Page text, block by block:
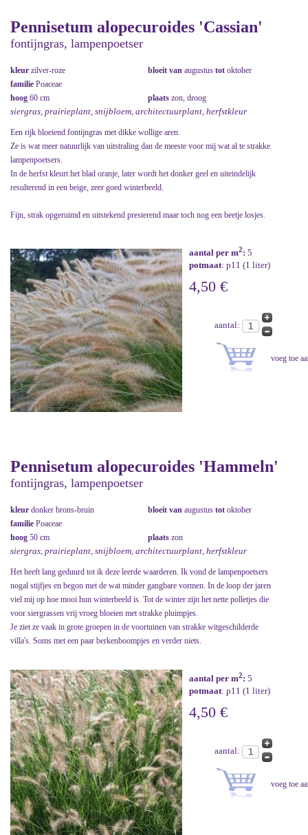
Pennisetum alopecuroides 'Cassian'
fontijngras, lampenpoetser
kleur zilver-roze bloeit van augustus tot oktober
familie Poaceae
hoog 60 cm plaats zon, droog
siergras, prairieplant, snijbloem, architectuurplant, herfstkleur
Een rijk bloeiend fontijngras met dikke wollige aren.
Ze is wat meer natuurlijk van uitstraling dan de meeste voor mij wat al te strakke
lampenpoetsers.
In de herfst kleurt het blad oranje, later wordt het donker geel en uiteindelijk
resulterend in een beige, zeer goed winterbeeld.
Fijn, strak opgeruimd en uitstekend presterend maar toch nog een beetje losjes.
aantal per m2: 5
potmaat: p11 (1 liter)
4,50 €
aantal:
Pennisetum alopecuroides 'Hammeln'
fontijngras, lampenpoetser
kleur donker brons-bruin bloeit van augustus tot oktober
familie Poaceae
hoog 50 cm plaats zon
siergras, prairieplant, snijbloem, architectuurplant, herfstkleur
Het heeft lang geduurd tot ik deze leerde waarderen. Ik vond de lampenpoetsers
nogal stijfjes en begon met de wat minder gangbare vormen. In de loop der jaren
viel mij op hoe mooi hun winterbeeld is. Tot de winter zijn het nette polletjes die
voor siergrassen vrij vroeg bloeien met strakke pluimpjes.
Je ziet ze vaak in grote groepen in de voortuinen van strakke witgeschilderde
villa's. Soms met een paar berkenboompjes en verder niets.
aantal per m2: 5
potmaat: p11 (1 liter)
4,50 €
aantal: